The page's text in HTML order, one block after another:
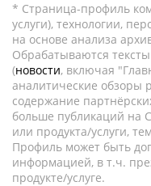
* Страница-профиль
услуги), технологии,
на основе анализа
Обрабатываются
(новости, включая
аналитические обзоры
содержание
больше публикаций на
или продукта/услуги,
Профиль может быть
информацией, в т.ч.
продукте/услуге.